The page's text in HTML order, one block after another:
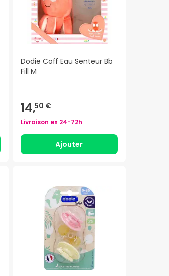
Dodie Coff Eau Senteur Bb
Fill M
14,50 €
Livraison en 24-72h
Ajouter